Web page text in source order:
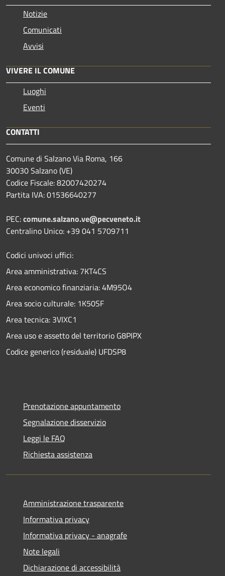
Notizie
Comunicati
Avvisi
VIVERE IL COMUNE
Luoghi
Eventi
CONTATTI
Comune di Salzano Via Roma, 166
30030 Salzano (VE)
Codice Fiscale: 82007420274
Partita IVA: 01536640277
PEC:comune.salzano.ve@pecveneto.it
Centralino Unico: +39 041 5709711
Codici univoci uffici:
Area amministrativa: 7KT4CS
Area economico finanziaria: 4M95O4
Area socio culturale: 1K50SF
Area tecnica: 3VIXC1
Area uso e assetto del territorio G8PIPX
Codice generico (residuale) UFDSP8
Prenotazione appuntamento
Segnalazione disservizio
Leggi le FAQ
Richiesta assistenza
Amministrazione trasparente
Informativa privacy
Informativa privacy - anagrafe
Note legali
Dichiarazione di accessibilità